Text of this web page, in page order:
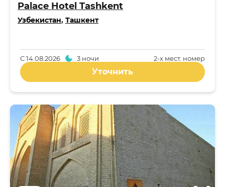
Palace Hotel Tashkent
Узбекистан, Ташкент
2-x мест. номер
С14.08.2026 3 ночи
Уточнить